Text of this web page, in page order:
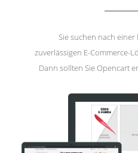
Sie suchen nach
zuverlässigen E-Commerce-
Dann sollten Sie Opencart